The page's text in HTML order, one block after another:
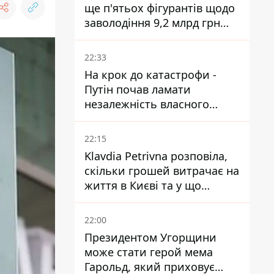
ще п'ятьох фігурантів щодо
заволодіння 9,2 млрд грн
ПриватБанку скерували до
суду
22:33
На крок до катастрофи -
Путін почав ламати
незалежність власного
Центробанку, змусивши
знизити базову ставку
22:15
Klavdia Petrivna розповіла,
скільки грошей витрачає на
життя в Києві та у що
вкладає мільйони
22:00
Президентом Угорщини
може стати герой мема
Гарольд, який приховує